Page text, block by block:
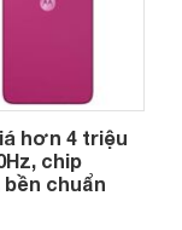
hơn 4 triệu
chip
bền chuẩn